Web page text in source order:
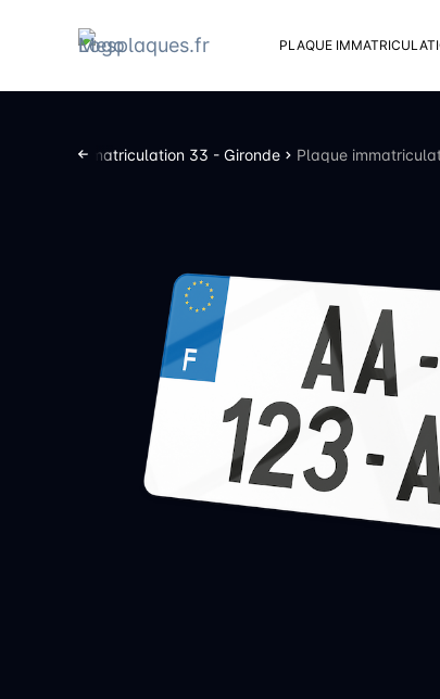
PLAQUE
d’immatriculation 33 - Gironde Plaque